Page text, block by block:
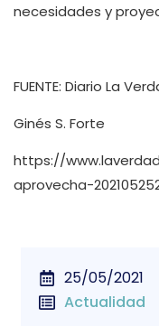
necesidades y
FUENTE: Diario La
Ginés S. Forte
https://
aprovecha-
25/05/2021
Actualidad